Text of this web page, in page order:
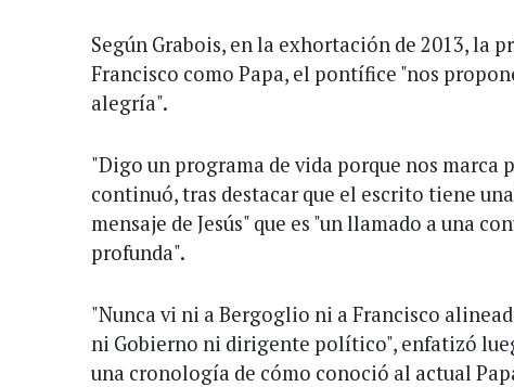
Según Grabois, en la exhortación de 2013, la
Francisco como Papa, el pontífice "nos
alegría".
"Digo un programa de vida porque nos marca
continuó, tras destacar que el escrito tiene
mensaje de Jesús" que es "un llamado a una
profunda".
"Nunca vi ni a Bergoglio ni a Francisco
ni Gobierno ni dirigente político", enfatizó
una cronología de cómo conoció al actual